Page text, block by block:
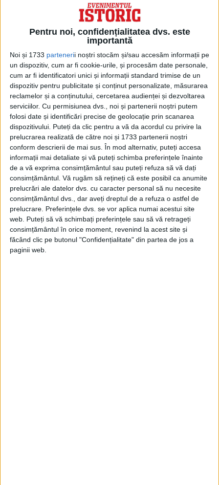
Pentru noi, confidențialitatea dvs. este
importantă
Noi și 1733 partenerii noștri stocăm și/sau accesăm informații pe
un dispozitiv, cum ar fi cookie-urile, și procesăm date personale,
cum ar fi identificatori unici și informații standard trimise de un
dispozitiv pentru publicitate și conținut personalizate, măsurarea
reclamelor și a conținutului, cercetarea audienței și dezvoltarea
serviciilor. Cu permisiunea dvs., noi și partenerii noștri putem
folosi date și identificări precise de geolocație prin scanarea
dispozitivului. Puteți da clic pentru a vă da acordul cu privire la
prelucrarea realizată de către noi și 1733 partenerii noștri
conform descrierii de mai sus. În mod alternativ, puteți accesa
informații mai detaliate și vă puteți schimba preferințele înainte
de a vă exprima consimțământul sau puteți refuza să vă dați
consimțământul. Vă rugăm să rețineți că este posibil ca anumite
prelucrări ale datelor dvs. cu caracter personal să nu necesite
consimțământul dvs., dar aveți dreptul de a refuza o astfel de
prelucrare. Preferințele dvs. se vor aplica numai acestui site
web. Puteți să vă schimbați preferințele sau să vă retrageți
consimțământul în orice moment, revenind la acest site și
făcând clic pe butonul "Confidențialitate" din partea de jos a
paginii web.
Dacă nu te vei afla printre fericiții
câștigători, poți intra în posesia revistei
astfel:
– o achiziționezi lunar, de la toate punctele
de difuzare a presei
– o poți comanda online pe site-ul
www.agoramag.ro/reviste
– optezi pentru un abonament lunar,
comandându-l la
www.agoramag.ro/abonamente/
evenimentul-istoric
– colecționezi edițiile preferate ale revistei
Evenimentul Istoric în format electronic!
Accesează